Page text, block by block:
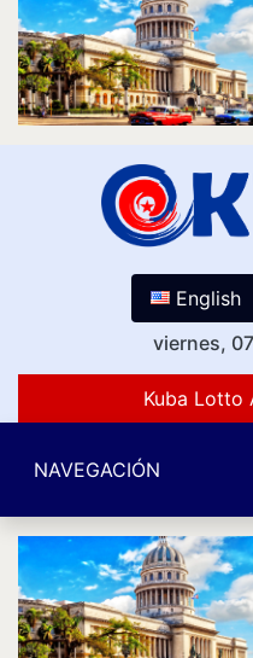
English
viernes,
Kuba Lotto
NAVEGACIÓN